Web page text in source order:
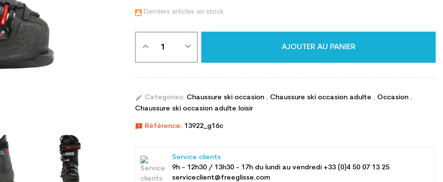
 Derniers articles en stock
AJOUTER AU PANIER
edit Categories: Chaussure ski occasion , Chaussure ski occasion adulte , Occasion ,
Chaussure ski occasion adulte loisir
announcement Référence: 13922_g16c
Service clients
9h - 12h30 / 13h30 - 17h du lundi au vendredi +33 (0)4 50 07 13 25
serviceclient@freeglisse.com